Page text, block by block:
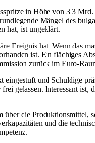
in Höhe von 3,3
Mängel des
hat, ist ungeklärt.
hat. Wenn das
ist. Ein flächiges
zurück im Euro-
und Schuldige
gelassen. Interessant
die
und die